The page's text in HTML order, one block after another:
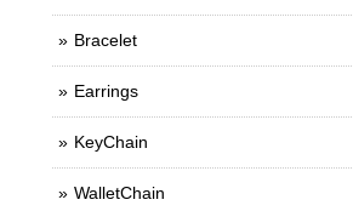
Bracelet
Earrings
KeyChain
WalletChain